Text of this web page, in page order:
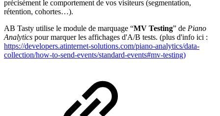
précisément le comportement de vos visiteurs (segmentation,
rétention, cohortes…).
AB Tasty utilise le module de marquage “MV Testing” de Piano
Analytics pour marquer les affichages d'A/B tests. (plus d'info ici :
https://developers.atinternet-solutions.com/piano-analytics/data-
collection/how-to-send-events/standard-events#mv-testing)